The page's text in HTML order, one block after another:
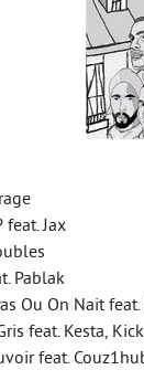
feat. Jax
Pablak
Ou On Nait
feat. Kesta,
feat.